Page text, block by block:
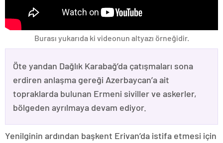
Burası yukarıda ki videonun altyazı örneğidir.
Öte yandan Dağlık Karabağ’da çatışmaları sona
erdiren anlaşma gereği Azerbaycan’a ait
topraklarda bulunan Ermeni siviller ve askerler,
bölgeden ayrılmaya devam ediyor.
Yenilginin ardından başkent Erivan’da istifa etmesi için